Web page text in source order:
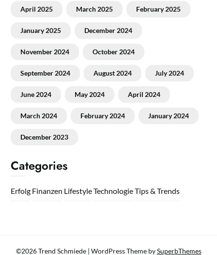
April 2025 March 2025 February 2025
January 2025 December 2024
November 2024 October 2024
September 2024 August 2024 July 2024
June 2024 May 2024 April 2024
March 2024 February 2024 January 2024
December 2023
Categories
Erfolg Finanzen LifestyleTechnologieTips & Trends
©2026 Trend Schmiede | WordPress Theme bySuperbThemes